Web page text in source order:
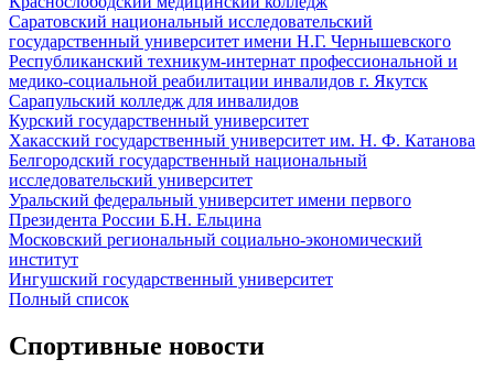
Саратовский национальный исследовательский
государственный университет имени Н.Г. Чернышевского
Республиканский техникум-интернат профессиональной и
медико-социальной реабилитации инвалидов г. Якутск
Сарапульский колледж для инвалидов
Курский государственный университет
Хакасский государственный университет им. Н. Ф. Катанова
Белгородский государственный национальный
исследовательский университет
Уральский федеральный университет имени первого
Президента России Б.Н. Ельцина
Московский региональный социально-экономический
институт
Ингушский государственный университет
Полный список
Спортивные новости